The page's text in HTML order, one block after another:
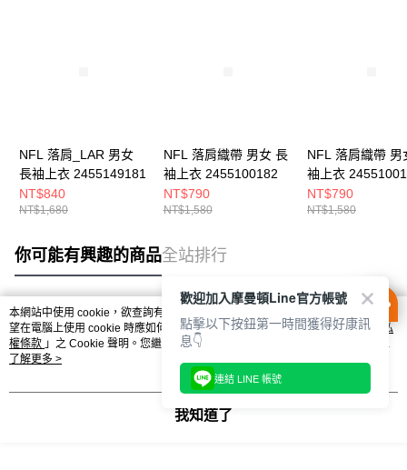
NFL 落肩_LAR 男女
長袖上衣 2455149181
NT$840
NT$1,680
NFL 落肩織帶 男女 長
袖上衣 2455100182
NT$790
NT$1,580
NFL 落肩織帶 男
袖上衣
NT$790
NT$1,580
你可能有興趣的商品全站排行
熱門標籤
本網站中使用 cookie，欲查詢有關本網站使用 cookie 方式之詳情，及若您不希
望在電腦上使用 cookie 時應如何變更電腦的 cookie 設定，請參閱本網站「
隱私
權條款 」之 Cookie 聲明。您繼續使用本網站即表示您同意本公司得按本網站使
用條款之 Cookie 聲明使用 cookie。
了解更多 >
我知道了
歡迎加入摩曼頓Line官方帳號
點擊以下按鈕第一時間獲得好康訊
息👇
連結 LINE 帳號